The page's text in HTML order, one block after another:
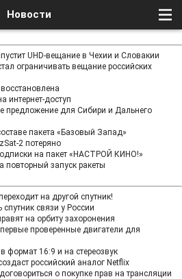
Новости
UHD-вещание в Чехии и Словакии
ограничивать вещание российских
интернет-доступ
предложение для Сибири и Дальнего
пакета «Базовый Запад»
2 потеряно
на пакет «НАСТРОЙ КИНО!»
повторный запуск ракеты
на другой спутник!
спутник связи у России
на орбиту захоронения
проверенные двигатели для
формат 16:9 и на стереозвук
российский аналог Netflix
о покупке прав на трансляции